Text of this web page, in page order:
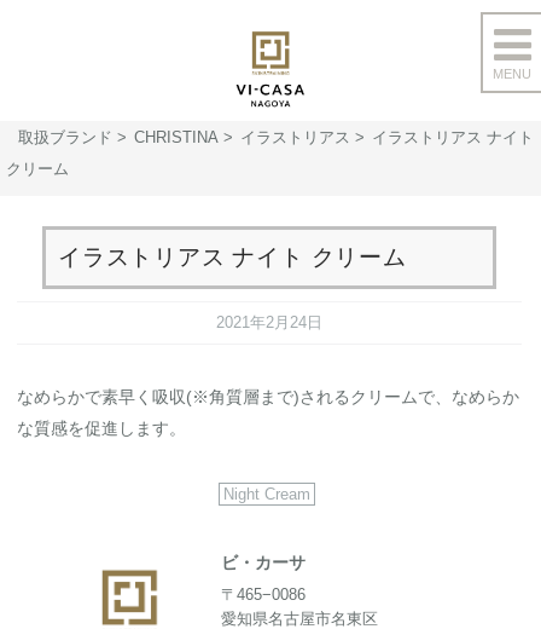
ン
MENU
取扱ブランド CHRISTINA イラストリアス
イラストリアス ナイト
クリーム
イラストリアス ナイト クリーム
2021年2月24日
なめらかで素早く吸収(※角質層まで)されるクリームで、なめらか
な質感を促進します。
Night Cream
ビ・カーサ
〒465−0086
愛知県名古屋市名東区